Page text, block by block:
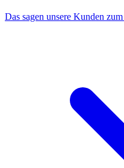
Das sagen unsere Kunden